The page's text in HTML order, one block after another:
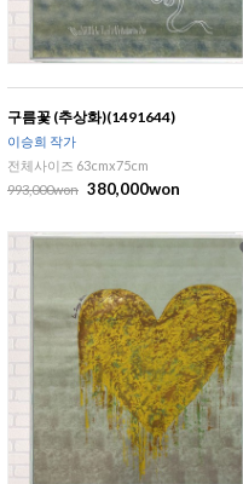
구름꽃 (추상화)(1491644)
이승희 작가
전체사이즈 63cmx75cm
993,000won 380,000won